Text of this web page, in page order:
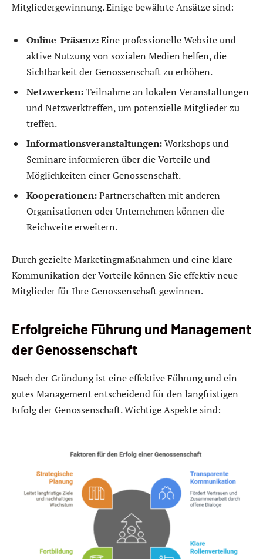
Mitgliedergewinnung. Einige bewährte Ansätze sind:
Online-Präsenz:Eine professionelle Website und
aktive Nutzung von sozialen Medien helfen, die
Sichtbarkeit der Genossenschaft zu erhöhen.
Netzwerken:Teilnahme an lokalen Veranstaltungen
und Netzwerktreffen, um potenzielle Mitglieder zu
treffen.
Informationsveranstaltungen:Workshops und
Seminare informieren über die Vorteile und
Möglichkeiten einer Genossenschaft.
Kooperationen:Partnerschaften mit anderen
Organisationen oder Unternehmen können die
Reichweite erweitern.
Durch gezielte Marketingmaßnahmen und eine klare
Kommunikation der Vorteile können Sie effektiv neue
Mitglieder für Ihre Genossenschaft gewinnen.
Erfolgreiche Führung und Management
der Genossenschaft
Nach der Gründung ist eine effektive Führung und ein
gutes Management entscheidend für den langfristigen
Erfolg der Genossenschaft. Wichtige Aspekte sind: